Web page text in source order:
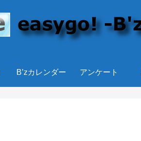
B’zカレンダー アンケート